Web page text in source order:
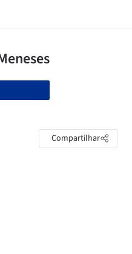
Compartilhar